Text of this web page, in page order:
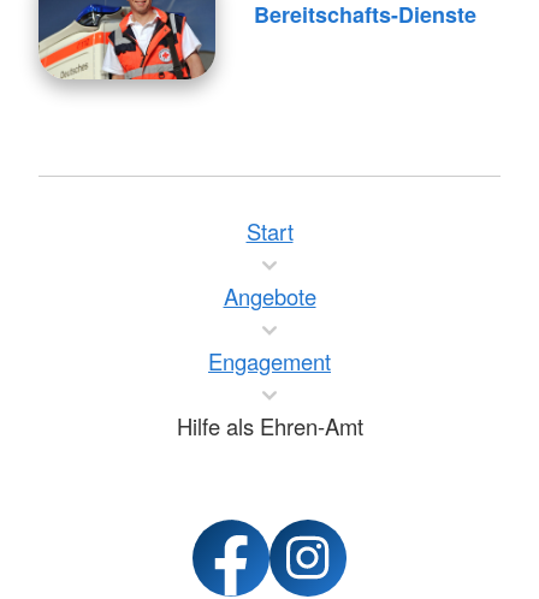
Bereitschafts-Dienste
Start
Angebote
Engagement
Hilfe als Ehren-Amt